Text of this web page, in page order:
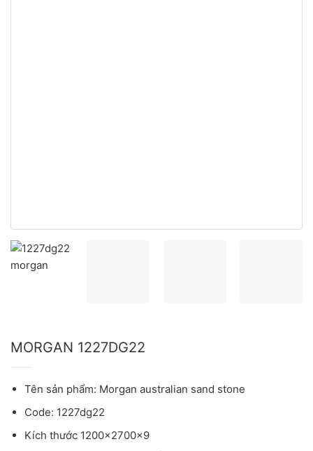
MORGAN 1227DG22
Tên sản phẩm: Morgan australian sand stone
Code: 1227dg22
Kích thước 1200x2700x9